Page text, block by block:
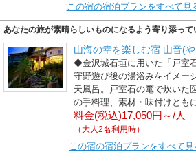
この宿の宿泊プランをすべて見
あなたの旅が素晴らしいものになるよう寄り添っ
山海の幸を楽しむ宿 山音(
◆金沢城石垣に用いた「戸室
守野遊び後の湯浴みをイメー
天風呂。戸室石の竃で炊いた
の手料理、素材・味付けと
料金(税込)17,050円～/人
（大人2名利用時）
この宿の宿泊プランをすべて見